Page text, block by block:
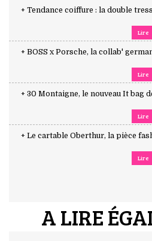
+ Tendance coiffure : la double
Lire
+ BOSS x Porsche, la collab'
Lire
+ 30 Montaigne, le nouveau It bag
Lire
+ Le cartable Oberthur, la pièce
Lire
A LIRE